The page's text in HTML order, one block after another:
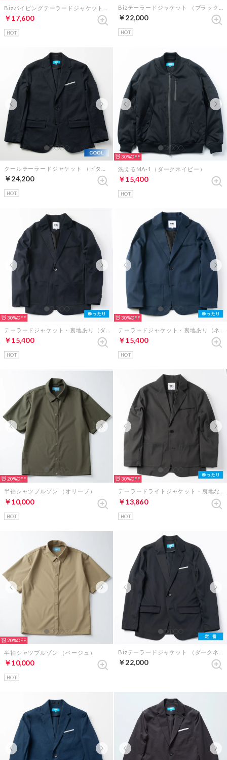
￥17,600
HOT
￥22,000
HOT
￥24,200
HOT
30%
洗えるMA-1（ダークネイビー）
￥15,400
HOT
30%
￥15,400
HOT
30%
￥15,400
HOT
20%
半袖シャツブルゾン （オリーブ）
￥10,000
HOT
30%
￥13,860
HOT
20%
半袖シャツブルゾン （ベージュ）
￥10,000
HOT
￥22,000